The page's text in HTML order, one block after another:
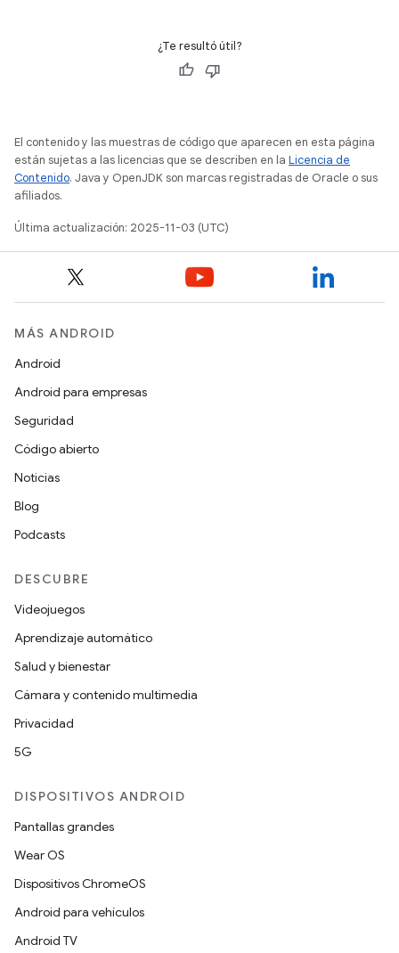
¿Te resultó útil?
El contenido y las muestras de código que aparecen en esta página
están sujetas a las licencias que se describen en la Licencia de
Contenido. Java y OpenJDK son marcas registradas de Oracle o sus
afiliados.
Última actualización: 2025-11-03 (UTC)
MÁS ANDROID
Android
Android para empresas
Seguridad
Código abierto
Noticias
Blog
Podcasts
DESCUBRE
Videojuegos
Aprendizaje automático
Salud y bienestar
Cámara y contenido multimedia
Privacidad
5G
DISPOSITIVOS ANDROID
Pantallas grandes
Wear OS
Dispositivos ChromeOS
Android para vehículos
Android TV